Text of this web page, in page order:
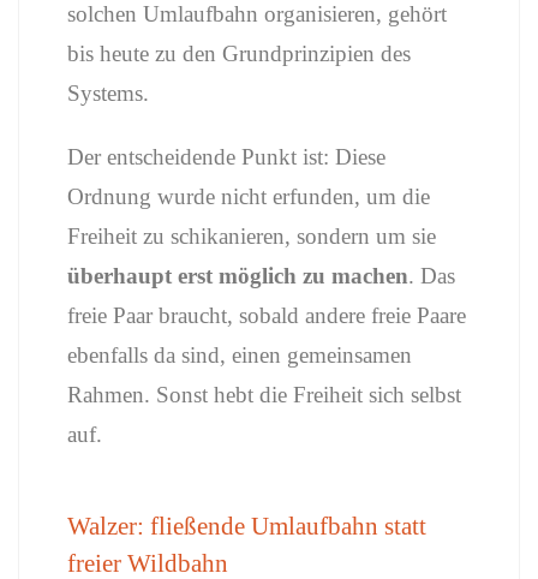
solchen Umlaufbahn organisieren, gehört
bis heute zu den Grundprinzipien des
Systems.
Der entscheidende Punkt ist: Diese
Ordnung wurde nicht erfunden, um die
Freiheit zu schikanieren, sondern um sie
überhaupt erst möglich zu machen. Das
freie Paar braucht, sobald andere freie Paare
ebenfalls da sind, einen gemeinsamen
Rahmen. Sonst hebt die Freiheit sich selbst
auf.
Walzer: fließende Umlaufbahn statt
freier Wildbahn